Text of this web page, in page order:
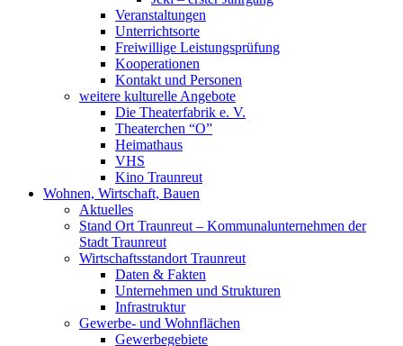
Veranstaltungen
Unterrichtsorte
Freiwillige Leistungsprüfung
Kooperationen
Kontakt und Personen
weitere kulturelle Angebote
Die Theaterfabrik e. V.
Theaterchen “O”
Heimathaus
VHS
Kino Traunreut
Wohnen, Wirtschaft, Bauen
Aktuelles
Stand Ort Traunreut – Kommunalunternehmen der
Stadt Traunreut
Wirtschaftsstandort Traunreut
Daten & Fakten
Unternehmen und Strukturen
Infrastruktur
Gewerbe- und Wohnflächen
Gewerbegebiete